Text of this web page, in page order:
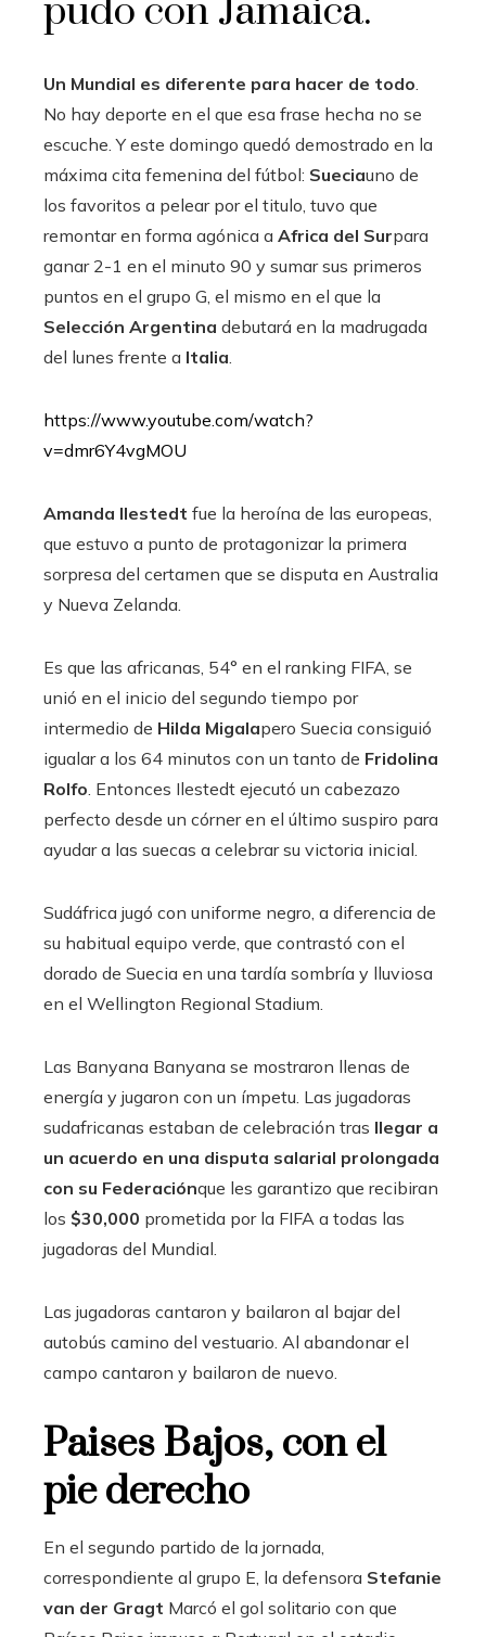
pudo con Jamaica.
Un Mundial es diferente para hacer de todo
No hay deporte en el que esa frase hecha no se
escuche. Y este domingo quedó demostrado en la
máxima cita femenina del fútbol: Sueciauno de
los favoritos a pelear por el titulo, tuvo que
remontar en forma agónica a Africa del Surpara
ganar 2-1 en el minuto 90 y sumar sus primeros
puntos en el grupo G, el mismo en el que la
Selección Argentina debutará en la madrugada
del lunes frente a Italia
https://www.youtube.com/watch?
v=dmr6Y4vgMOU
Amanda Ilestedt fue la heroína de las europeas,
que estuvo a punto de protagonizar la primera
sorpresa del certamen que se disputa en Australia
y Nueva Zelanda.
Es que las africanas, 54° en el ranking FIFA, se
unió en el inicio del segundo tiempo por
intermedio de Hilda Migalapero Suecia consiguió
igualar a los 64 minutos con un tanto de Fridolina
Rolfo . Entonces Ilestedt ejecutó un cabezazo
perfecto desde un córner en el último suspiro para
ayudar a las suecas a celebrar su victoria inicial.
Sudáfrica jugó con uniforme negro, a diferencia de
su habitual equipo verde, que contrastó con el
dorado de Suecia en una tardía sombría y lluviosa
en el Wellington Regional Stadium.
Las Banyana Banyana se mostraron llenas de
energía y jugaron con un ímpetu. Las jugadoras
sudafricanas estaban de celebración tras llegar a
un acuerdo en una disputa salarial prolongada
con su Federaciónque les garantizo que recibiran
los $30,000 prometida por la FIFA a todas las
jugadoras del Mundial.
Las jugadoras cantaron y bailaron al bajar del
autobús camino del vestuario. Al abandonar el
campo cantaron y bailaron de nuevo.
Paises Bajos, con el
pie derecho
En el segundo partido de la jornada,
correspondiente al grupo E, la defensora Stefanie
van der Gragt Marcó el gol solitario con que